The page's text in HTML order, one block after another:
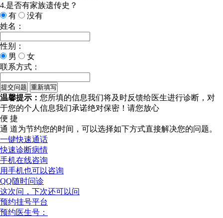
4.是否有家族遗传史？
有
没有
姓名：
性别：
男
女
联系方式：
温馨提示： 您所填的信息我们将及时反馈给医生进行诊断，对
于您的个人信息我们承诺绝对保密！请您放心
便 捷
通 道为节约您的时间，可以选择如下方式直接解决您的问题。
一键快速通话
快速诊断病情
手机在线咨询
用手机也可以咨询
QQ随时问诊
这次问，下次还可以问
预约挂号平台
预约医生号：